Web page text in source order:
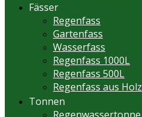
Fässer
Regenfass
Gartenfass
Wasserfass
Regenfass 1000L
Regenfass 500L
Regenfass aus Holz
Tonnen